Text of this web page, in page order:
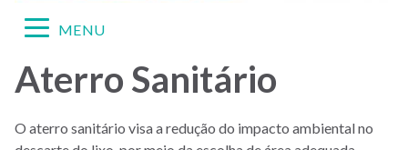
Menu
site
Expandir/recolher
MENU
Aterro Sanitário
O aterro sanitário visa a redução do impacto ambiental no